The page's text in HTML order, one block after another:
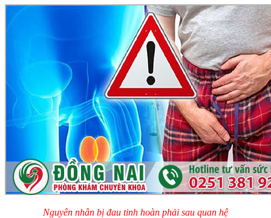
Nguyên nhân bị đau tinh hoàn phải sau quan hệ